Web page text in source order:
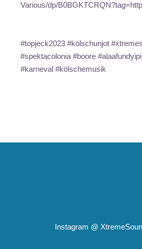
Various/dp/
#topjeck2023 #kölschunjot
#spektacolonia #boore
#karneval #kölschemusik
Instagram @